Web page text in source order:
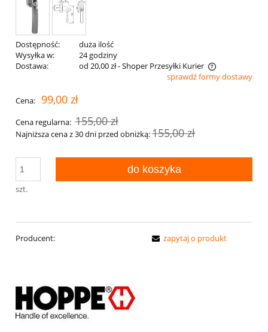
Dostępność:
duża ilość
Wysyłka w:
24 godziny
Dostawa:
od 20,00 zł- Shoper Przesyłki Kurier
Cena nie zawiera ewentualnych kosztów płatnościsprawdź formy dostawy
Cena: 99,00 zł
Cena regularna: 155,00 zł
Najniższa cena z 30 dni przed obniżką:155,00 zł
szt.
do koszyka
Producent: zapytaj o produkt